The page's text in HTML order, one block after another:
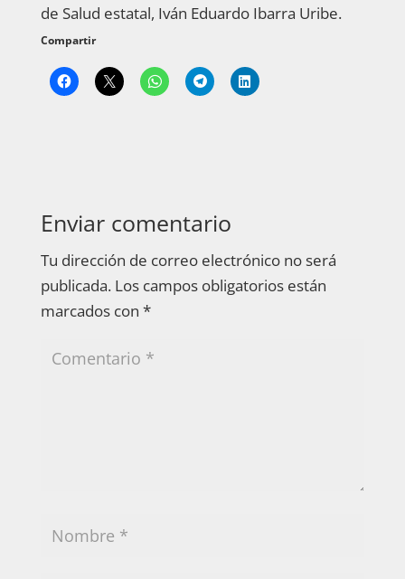
de Salud estatal, Iván Eduardo Ibarra Uribe.
Compartir
Enviar comentario
Tu dirección de correo electrónico no será
publicada. Los campos obligatorios están
marcados con *